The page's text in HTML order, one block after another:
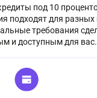
под 10
подходят для
требования
и доступным для вас.